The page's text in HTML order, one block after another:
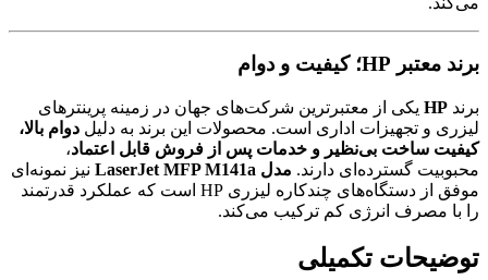
برند معتبر HP؛ کیفیت و دوام
برند HP یکی از معتبرترین شرکت‌های جهان در زمینه پرینترهای
لیزری و تجهیزات اداری است. محصولات این برند به دلیل دوام بالا،
کیفیت ساخت بی‌نظیر و خدمات پس از فروش قابل اعتماد،
محبوبیت گسترده‌ای دارند. مدل LaserJet MFP M141a
نیز نمونه‌ای
موفق از دستگاه‌های چندکاره لیزری HP است که عملکرد قدرتمند
را با مصرف انرژی کم ترکیب می‌کند.
توضیحات تکمیلی